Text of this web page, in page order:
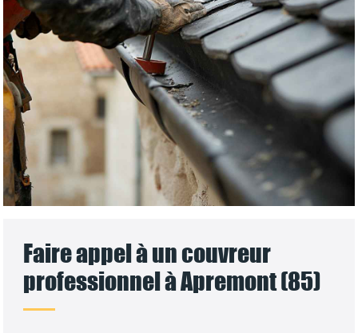
Faire appel à un couvreur
professionnel à Apremont (85)